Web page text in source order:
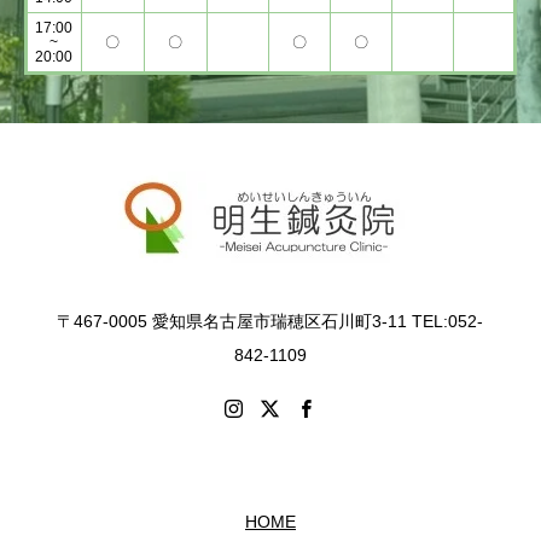
17:00
~
20:00
〇 〇 〇 〇
〒467-0005 愛知県名古屋市瑞穂区石川町3-11 TEL:052-
842-1109
HOME